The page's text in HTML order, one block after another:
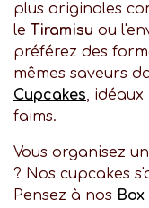
plus originales
le Tiramisu ou
préférez des
mêmes saveurs
Cupcakes,
faims.
Vous organisez
? Nos cupcakes
Pensez à nos Box